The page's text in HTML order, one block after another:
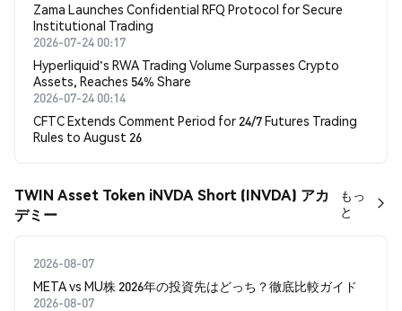
Zama Launches Confidential RFQ Protocol for Secure
Institutional Trading
2026-07-24 00:17
Hyperliquid's RWA Trading Volume Surpasses Crypto
Assets, Reaches 54% Share
2026-07-24 00:14
CFTC Extends Comment Period for 24/7 Futures Trading
Rules to August 26
TWIN Asset Token iNVDA Short (INVDA) アカ
デミー
もっ
と
2026-08-07
META vs MU株 2026年の投資先はどっち？徹底比較ガイド
2026-08-07